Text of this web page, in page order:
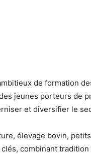
de formation
jeunes porteurs de
et diversifier le
élevage bovin,
combinant